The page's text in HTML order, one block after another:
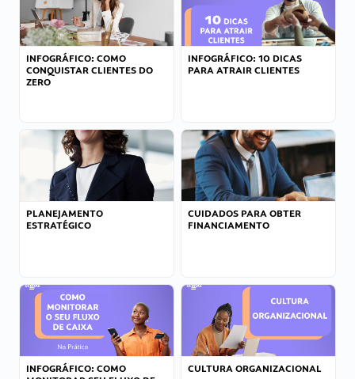
INFOGRÁFICO: COMO
CONQUISTAR CLIENTES DO
ZERO
INFOGRÁFICO: 10 DICAS
PARA ATRAIR CLIENTES
PLANEJAMENTO
ESTRATÉGICO
CUIDADOS PARA OBTER
FINANCIAMENTO
INFOGRÁFICO: COMO
CULTURA ORGANIZACIONAL